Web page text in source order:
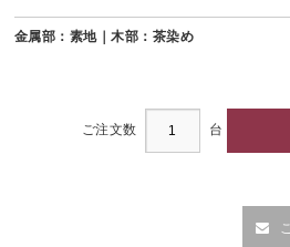
金属部：素地｜木部：茶染め
ご注文数 台